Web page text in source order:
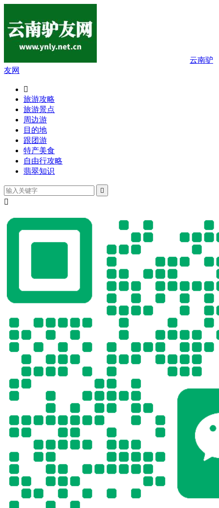
云南驴
友网

旅游攻略
旅游景点
周边游
目的地
跟团游
特产美食
自由行攻略
翡翠知识

